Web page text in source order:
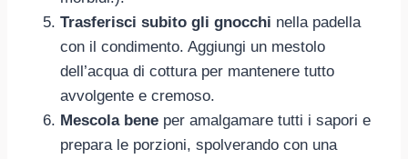
Trasferisci subito gli gnocchi nella padella
con il condimento. Aggiungi un mestolo
dell’acqua di cottura per mantenere tutto
avvolgente e cremoso.
Mescola bene per amalgamare tutti i sapori e
prepara le porzioni, spolverando con una